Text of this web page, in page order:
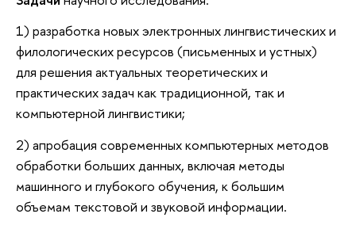
1) разработка новых электронных лингвистических и
филологических ресурсов (письменных и устных)
для решения актуальных теоретических и
практических задач как традиционной, так и
компьютерной лингвистики;
2) апробация современных компьютерных методов
обработки больших данных, включая методы
машинного и глубокого обучения, к большим
объемам текстовой и звуковой информации.